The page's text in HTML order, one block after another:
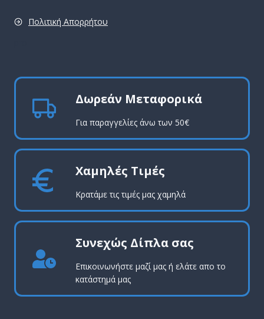
Πολιτική Απορρήτου
Δωρεάν Μεταφορικά
Για παραγγελίες άνω των 50€
Χαμηλές Τιμές
Κρατάμε τις τιμές μας χαμηλά
Συνεχώς Δίπλα σας
Επικοινωνήστε μαζί μας ή ελάτε απο το
κατάστημά μας